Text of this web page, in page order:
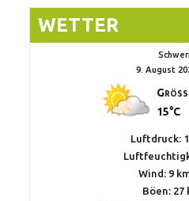
WETTER
9. August
15°C
Luftdruck:
Wind: 9
Böen: 27